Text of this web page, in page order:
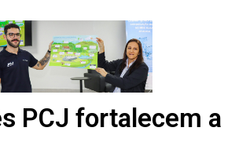
PCJ fortalecem a